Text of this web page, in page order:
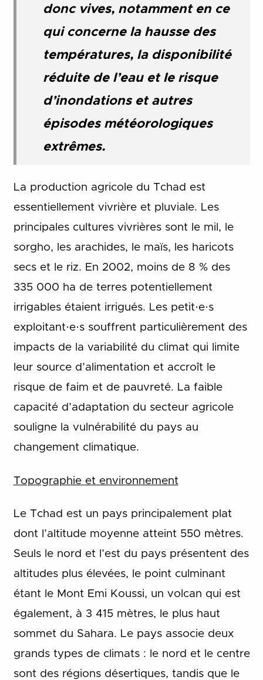
donc vives, notamment en ce
qui concerne la hausse des
températures, la disponibilité
réduite de l’eau et le risque
d’inondations et autres
épisodes météorologiques
extrêmes.
La production agricole du Tchad est
essentiellement vivrière et pluviale. Les
principales cultures vivrières sont le mil, le
sorgho, les arachides, le maïs, les haricots
secs et le riz. En 2002, moins de 8 % des
335 000 ha de terres potentiellement
irrigables étaient irrigués. Les petit·e·s
exploitant·e·s souffrent particulièrement des
impacts de la variabilité du climat qui limite
leur source d’alimentation et accroît le
risque de faim et de pauvreté. La faible
capacité d’adaptation du secteur agricole
souligne la vulnérabilité du pays au
changement climatique.
Topographie et environnement
Le Tchad est un pays principalement plat
dont l’altitude moyenne atteint 550 mètres.
Seuls le nord et l’est du pays présentent des
altitudes plus élevées, le point culminant
étant le Mont Emi Koussi, un volcan qui est
également, à 3 415 mètres, le plus haut
sommet du Sahara. Le pays associe deux
grands types de climats : le nord et le centre
sont des régions désertiques, tandis que le